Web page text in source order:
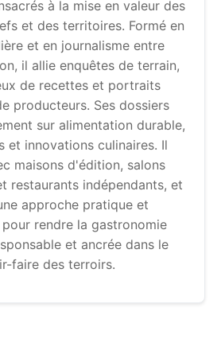
à la mise en valeur des
et des territoires. Formé en
et en journalisme entre
il allie enquêtes de terrain,
de recettes et portraits
producteurs. Ses dossiers
sur alimentation durable,
et innovations culinaires. Il
maisons d'édition, salons
restaurants indépendants, et
approche pratique et
rendre la gastronomie
et ancrée dans le
faire des terroirs.